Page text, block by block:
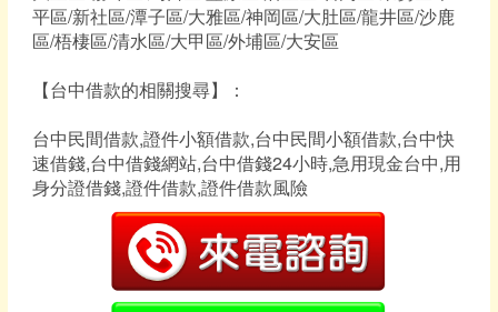
平區/新社區/潭子區/大雅區/神岡區/大肚區/龍井區/沙鹿
區/梧棲區/清水區/大甲區/外埔區/大安區
【台中借款的相關搜尋】：
台中民間借款,證件小額借款,台中民間小額借款,台中快
速借錢,台中借錢網站,台中借錢24小時,急用現金台中,用
身分證借錢,證件借款,證件借款風險